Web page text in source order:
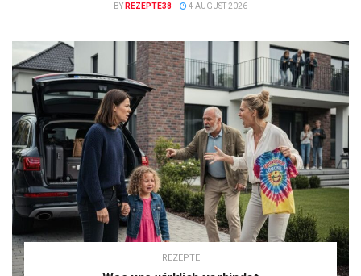
BY REZEPTE38 4 AUGUST 2026
REZEPTE